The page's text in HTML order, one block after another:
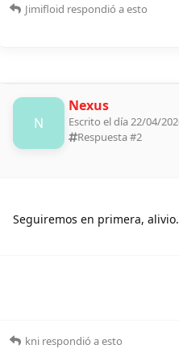
Jimifloid respondió a esto
N
Nexus
Escrito el día 22/04/
Respuesta #2
Seguiremos en primera, alivio.
kni respondió a esto